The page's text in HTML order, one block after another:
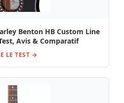
Benton HB Custom Line
Avis & Comparatif
LE TEST →